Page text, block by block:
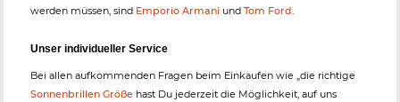
werden müssen, sind Emporio Armani und Tom Ford.
Unser individueller Service
Bei allen aufkommenden Fragen beim Einkaufen wie „die richtige
Sonnenbrillen Größe hast Du jederzeit die Möglichkeit, auf uns